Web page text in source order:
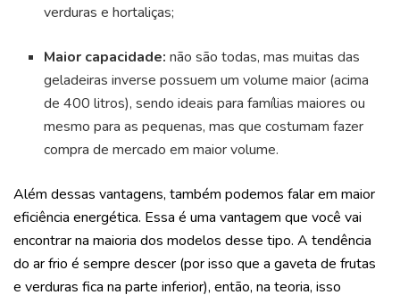
verduras e hortaliças;
Maior capacidade: não são todas, mas muitas das
geladeiras inverse possuem um volume maior (acima
de 400 litros), sendo ideais para famílias maiores ou
mesmo para as pequenas, mas que costumam fazer
compra de mercado em maior volume.
Além dessas vantagens, também podemos falar em maior
eficiência energética. Essa é uma vantagem que você vai
encontrar na maioria dos modelos desse tipo. A tendência
do ar frio é sempre descer (por isso que a gaveta de frutas
e verduras fica na parte inferior), então, na teoria, isso